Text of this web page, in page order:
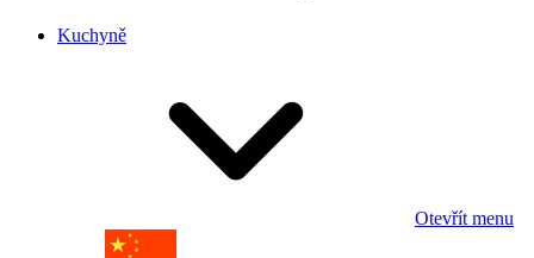
Kuchyně
Otevřít menu